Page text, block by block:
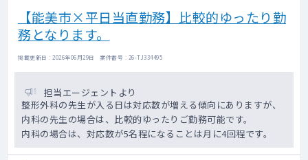
【能美市×平日当直勤務】比較的ゆったり勤
務となります。
掲載更新日 : 2026年06月29日 案件番号 : 26-TJ334495
担当エージェントより
整形外科の先生が入る日は対応数が増える傾向にありますが、
内科の先生の場合は、比較的ゆったりご勤務可能です。
内科の場合は、対応数が5名程になることは月に4回程です。